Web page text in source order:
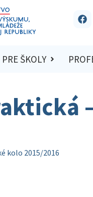
PRE ŠKOLY
kolo 2015/2016